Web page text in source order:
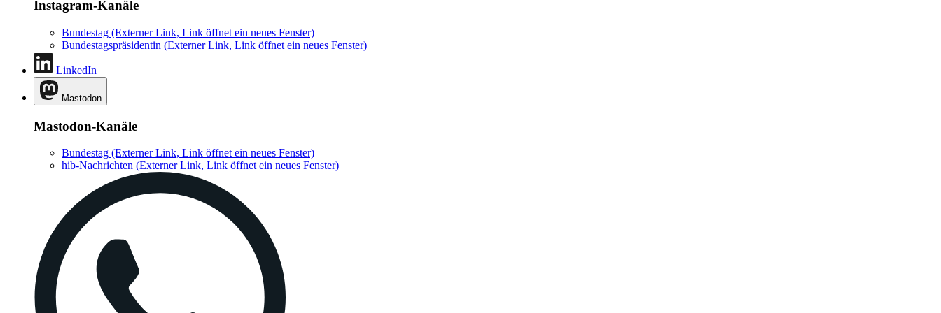
Instagram-Kanäle
Bundestag (Externer Link, Link öffnet ein neues Fenster)
Bundestagspräsidentin (Externer Link, Link öffnet ein neues Fenster)
LinkedIn
Mastodon
Mastodon-Kanäle
Bundestag (Externer Link, Link öffnet ein neues Fenster)
hib-Nachrichten (Externer Link, Link öffnet ein neues Fenster)